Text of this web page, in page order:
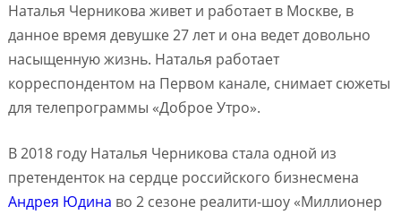
Наталья Черникова живет и работает в Москве, в
данное время девушке 27 лет и она ведет довольно
насыщенную жизнь. Наталья работает
корреспондентом на Первом канале, снимает сюжеты
для телепрограммы «Доброе Утро».
В 2018 году Наталья Черникова стала одной из
претенденток на сердце российского бизнесмена
Андрея Юдина во 2 сезоне реалити-шоу «Миллионер